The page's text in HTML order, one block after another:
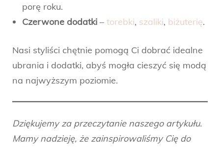
porę roku.
Czerwone dodatki – torebki, szaliki, biżuterię.
Nasi styliści chętnie pomogą Ci dobrać idealne
ubrania i dodatki, abyś mogła cieszyć się modą
na najwyższym poziomie.
Dziękujemy za przeczytanie naszego artykułu.
Mamy nadzieję, że zainspirowaliśmy Cię do